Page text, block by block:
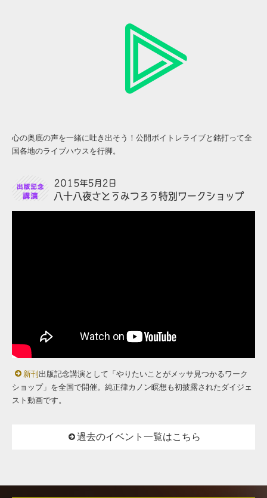
心の奥底の声を一緒に吐き出そう！公開ボイトレライブと銘打って全
国各地のライブハウスを行脚。
2015年5月2日
八十八夜さとうみつろう特別ワークショップ
新刊出版記念講演として「やりたいことがメッサ見つかるワーク
ショップ」を全国で開催。純正律カノン瞑想も初披露されたダイジェ
スト動画です。
過去のイベント一覧はこちら